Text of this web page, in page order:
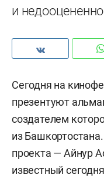
и
Сегодня на
презентуют
создателем
из
проекта — Айнур
известный